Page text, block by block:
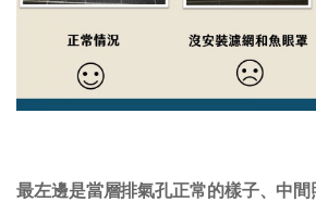
最左邊是當層排氣孔正常的樣子、中間